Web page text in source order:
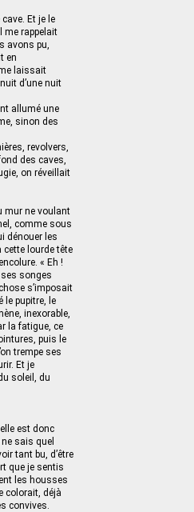
Et je le
me rappelait
avons pu,
en
laissait
d’une nuit
allumé une
sinon des
revolvers,
des caves,
on réveillait
mur ne voulant
comme sous
dénouer les
lourde tête
« Eh !
songes
s’imposait
le pupitre, le
inexorable,
la fatigue, ce
puis le
trempe ses
Et je
soleil, du
est donc
sais quel
tant bu, d’être
que je sentis
les housses
colorait, déjà
convives.